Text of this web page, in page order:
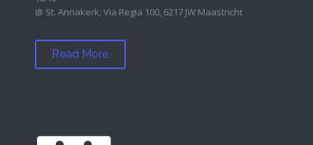
@ St. Annakerk, Via Regia 100, 6217 JW Maastricht
Read More